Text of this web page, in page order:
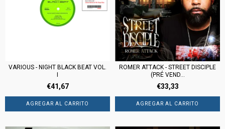
VARIOUS - NIGHT BLACK BEAT VOL.
€41,67
ROMER ATTACK - STREET DISCIPLE
(PRÉ VEND...
€33,33